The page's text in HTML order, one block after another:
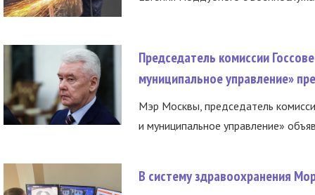
Председатель комиссии
муниципальное управление»
Мэр Москвы, председатель
и муниципальное управление»
В систему здравоохранения